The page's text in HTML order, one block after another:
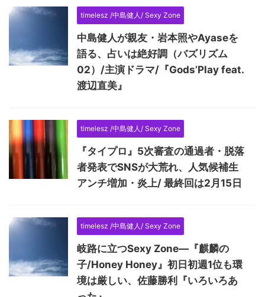
timelesz /中島健人/ Sexy Zone
中島健人が親友・岩本照やAyaseを
語る、占いは絶好調（バズリズム
02）/主演ドラマ/『Gods’Play feat.
渡辺直美』
timelesz /中島健人/ Sexy Zone
『タイプロ』5次審査の通過者・脱落
者発表でSNSが大荒れ、人気候補生
アンチ増加・炎上/ 最終回は2月15日
timelesz /中島健人/ Sexy Zone
岐路に立つSexy Zone―『麒麟の
子/Honey Honey』初日初週1位も環
境は厳しい、佐藤勝利『いろいろあ